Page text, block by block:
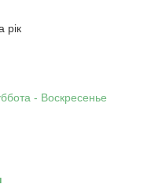
рік
- Воскресенье